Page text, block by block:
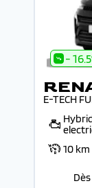
-
E-TECH
10 km
Dès